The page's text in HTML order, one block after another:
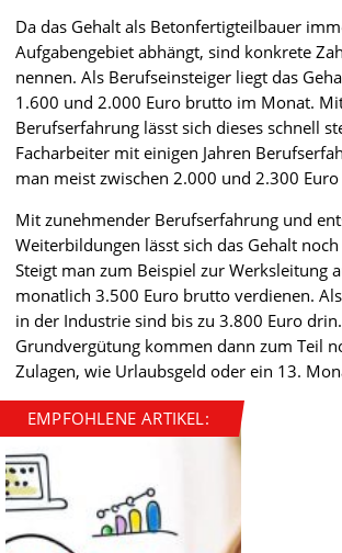
Da das Gehalt als Betonfertigteilbauer
Aufgabengebiet abhängt, sind konkrete
nennen. Als Berufseinsteiger liegt das
1.600 und 2.000 Euro brutto im Monat.
Berufserfahrung lässt sich dieses schnell
Facharbeiter mit einigen Jahren
man meist zwischen 2.000 und 2.300
Mit zunehmender Berufserfahrung und
Weiterbildungen lässt sich das Gehalt
Steigt man zum Beispiel zur Werksleitung
monatlich 3.500 Euro brutto verdienen.
in der Industrie sind bis zu 3.800 Euro
Grundvergütung kommen dann zum Teil
Zulagen, wie Urlaubsgeld oder ein 13.
EMPFOHLENE ARTIKEL: